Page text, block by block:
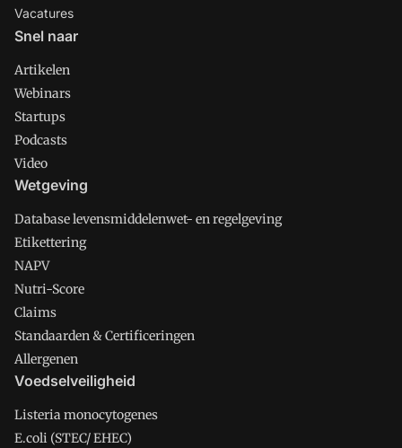
Vacatures
Snel naar
Artikelen
Webinars
Startups
Podcasts
Video
Wetgeving
Database levensmiddelenwet- en regelgeving
Etikettering
NAPV
Nutri-Score
Claims
Standaarden & Certificeringen
Allergenen
Voedselveiligheid
Listeria monocytogenes
E.coli (STEC/ EHEC)